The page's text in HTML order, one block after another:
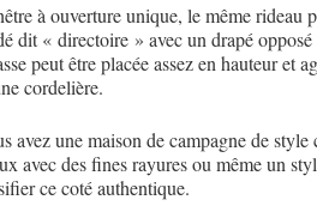
à ouverture unique, le même rideau
dit « directoire » avec un drapé opposé
peut être placée assez en hauteur et
cordelière.
avez une maison de campagne de style
avec des fines rayures ou même un
ce coté authentique.